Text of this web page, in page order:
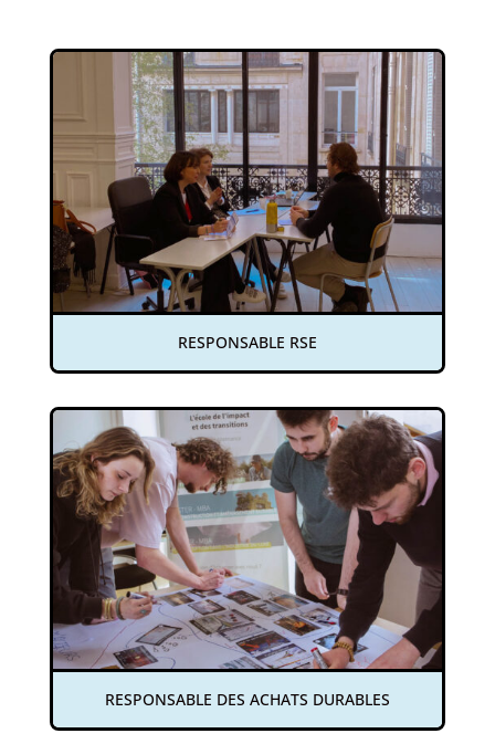
RESPONSABLE RSE
RESPONSABLE DES ACHATS DURABLES